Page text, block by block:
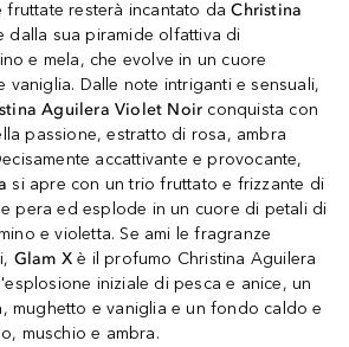
fruttate resterà incantato daChristina
dalla sua piramide olfattiva di
e mela, che evolve in un cuore
vaniglia. Dalle note intriganti e sensuali,
Aguilera Violet Noir conquista con
passione, estratto di rosa, ambra
accattivante e provocante,
si apre con un trio fruttato e frizzante di
pera ed esplode in un cuore di petali di
e violetta. Se ami le fragranze
Glam X è il profumo Christina Aguilera
iniziale di pesca e anice, un
mughetto e vaniglia e un fondo caldo e
muschio e ambra.